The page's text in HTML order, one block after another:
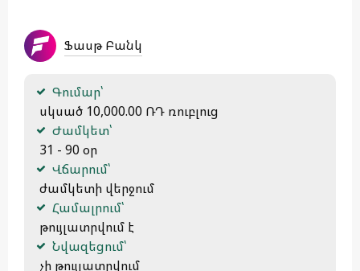
Ֆասթ Բանկ
Գումար՝
սկսած 10,000.00 ՌԴ ռուբլուց
Ժամկետ՝
31 - 90 օր
Վճարում՝
ժամկետի վերջում
Համալրում՝
թույլատրվում է
Նվազեցում՝
չի թույլատրվում